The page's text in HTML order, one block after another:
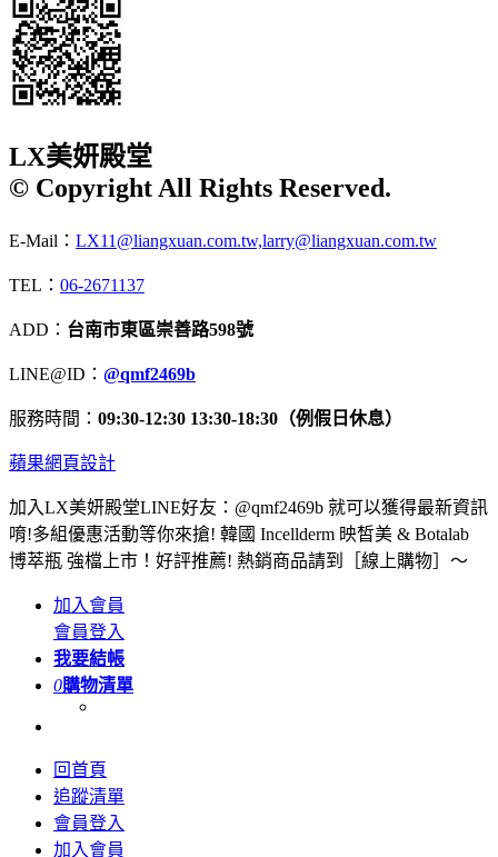
LX美妍殿堂
© Copyright All Rights Reserved.
E-Mail： LX11@liangxuan.com.tw,larry@liangxuan.com.tw
TEL： 06-2671137
ADD： 台南市東區崇善路598號
LINE@ID： @qmf2469b
服務時間： 09:30-12:30 13:30-18:30（例假日休息）
蘋果網頁設計
加入LX美妍殿堂LINE好友：@qmf2469b 就可以獲得最新資訊
唷!多組優惠活動等你來搶! 韓國 Incellderm 映皙美 & Botalab
博萃瓶 強檔上市！好評推薦! 熱銷商品請到［線上購物］～
加入會員
會員登入
我要結帳
0購物清單
回首頁
追蹤清單
會員登入
加入會員